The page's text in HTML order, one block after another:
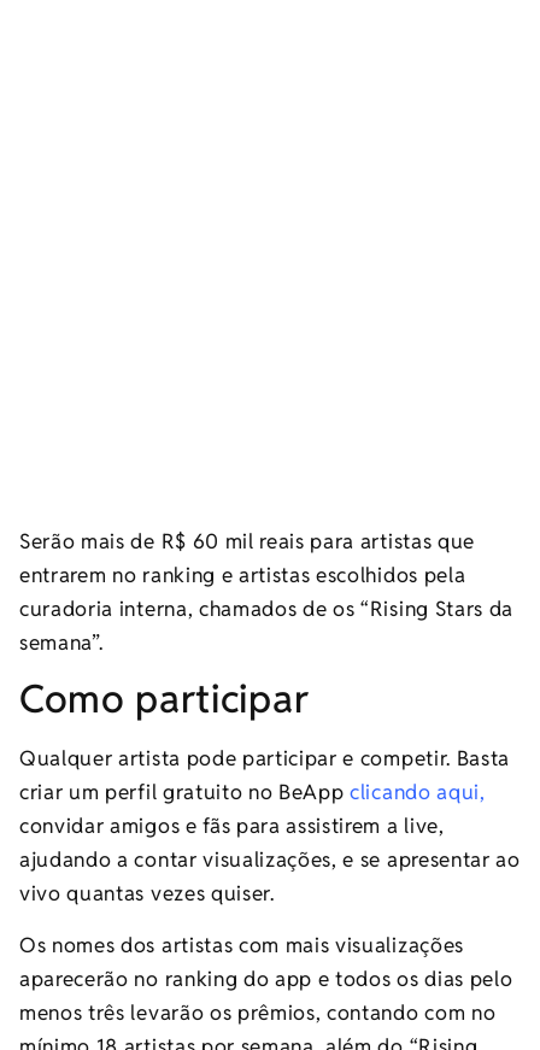
Serão mais de R$ 60 mil reais para artistas que
entrarem no ranking e artistas escolhidos pela
curadoria interna, chamados de os “Rising Stars da
semana”.
Como participar
Qualquer artista pode participar e competir. Basta
criar um perfil gratuito no BeAppclicando aqui,
convidar amigos e fãs para assistirem a live,
ajudando a contar visualizações, e se apresentar ao
vivo quantas vezes quiser.
Os nomes dos artistas com mais visualizações
aparecerão no ranking do app e todos os dias pelo
menos três levarão os prêmios, contando com no